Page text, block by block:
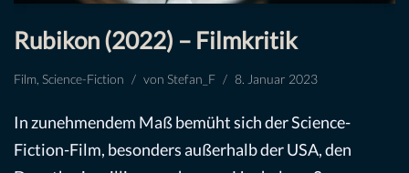
Rubikon (2022) – Filmkritik
Film, Science-Fiction von Stefan_F 8. Januar 2023
In zunehmendem Maß bemüht sich der Science-
Fiction-Film, besonders außerhalb der USA, den